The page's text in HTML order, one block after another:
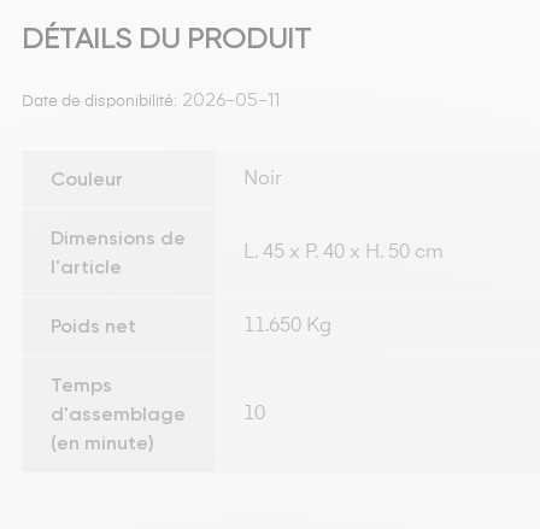
DÉTAILS DU PRODUIT
Date de disponibilité: 2026-05-11
Couleur Noir
Dimensions de
l'article
L. 45 x P. 40 x H. 50 cm
Poids net 11.650 Kg
Temps
d'assemblage
(en minute)
10